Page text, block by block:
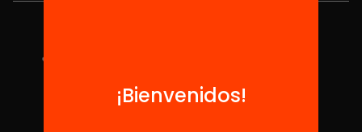
¡Bienvenidos!